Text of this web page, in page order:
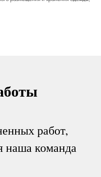
работ,
наша команда